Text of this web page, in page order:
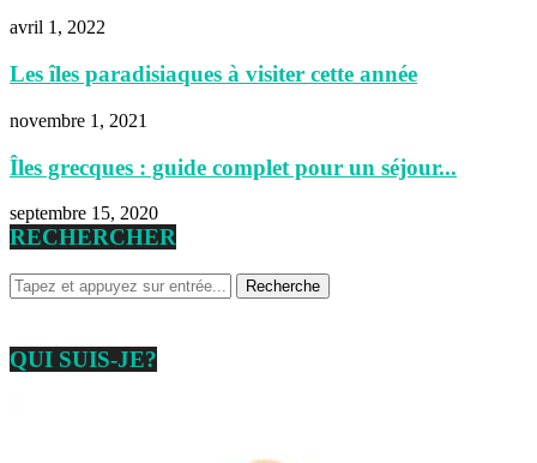
avril 1, 2022
Les îles paradisiaques à visiter cette année
novembre 1, 2021
Îles grecques : guide complet pour un séjour...
septembre 15, 2020
RECHERCHER
QUI SUIS-JE?